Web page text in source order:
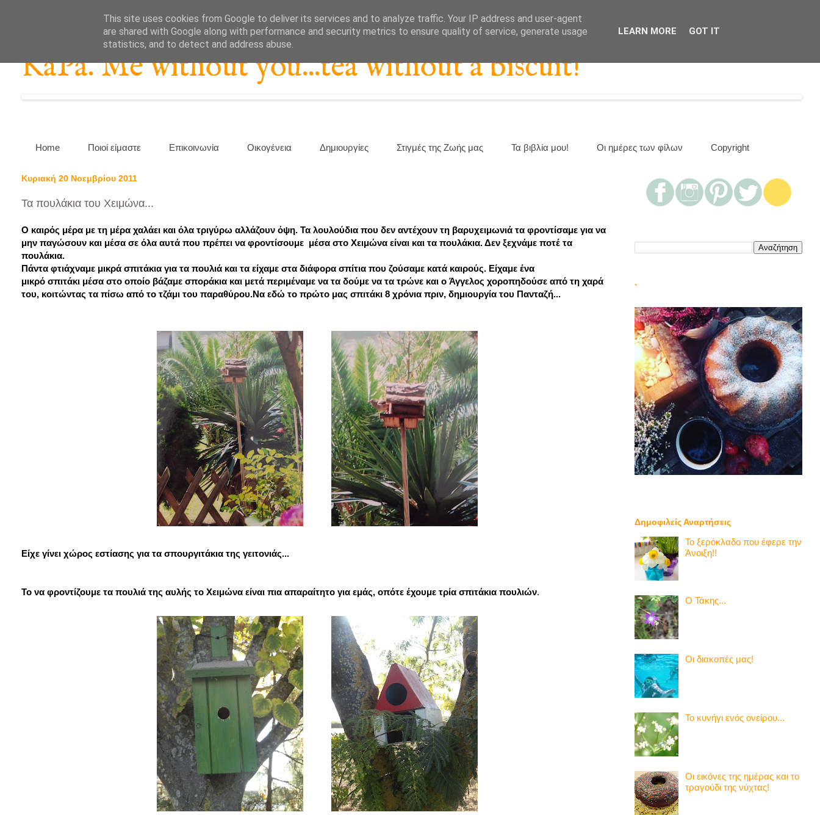
KaPa. Me without you...tea without a biscuit!
Home Ποιοί είμαστε Επικοινωνία Οικογένεια Δημιουργίες Στιγμές της Ζωής μας Τα βιβλία μου! Οι ημέρες των φίλων Copyright
Κυριακή 20 Νοεμβρίου 2011
Τα πουλάκια του Χειμώνα...
Ο καιρός μέρα με τη μέρα χαλάει και όλα τριγύρω αλλάζουν όψη. Τα λουλούδια που δεν αντέχουν τη βαρυχειμωνιά τα φροντίσαμε για να
μην παγώσουν και μέσα σε όλα αυτά που πρέπει να φροντίσουμε μέσα στο Χειμώνα είναι και τα πουλάκια. Δεν ξεχνάμε ποτέ τα
πουλάκια.
Πάντα φτιάχναμε μικρά σπιτάκια για τα πουλιά και τα είχαμε στα διάφορα σπίτια που ζούσαμε κατά καιρούς. Είχαμε ένα
μικρό σπιτάκι μέσα στο οποίο βάζαμε σποράκια και μετά περιμέναμε να τα δούμε να τα τρώνε και ο Άγγελος χοροπηδούσε από τη χαρά
του, κοιτώντας τα πίσω από το τζάμι του παραθύρου.Να εδώ το πρώτο μας σπιτάκι 8 χρόνια πριν, δημιουργία του Πανταζή...
Είχε γίνει χώρος εστίασης για τα σπουργιτάκια της γειτονιάς...
Το να φροντίζουμε τα πουλιά της αυλής το Χειμώνα είναι πια απαραίτητο για εμάς, οπότε έχουμε τρία σπιτάκια πουλιών.
`
Δημοφιλείς Αναρτήσεις
Το ξερόκλαδο που έφερε την
Άνοιξη!!
Ο Τάκης...
Οι διακοπές μας!
Το κυνήγι ενός ονείρου...
Οι εικόνες της ημέρας και το
τραγούδι της νύχτας!
This site uses cookies from Google to deliver its services and to analyze traffic. Your IP address and user-agent
are shared with Google along with performance and security metrics to ensure quality of service, generate usage
statistics, and to detect and address abuse.
LEARN MORE GOT IT